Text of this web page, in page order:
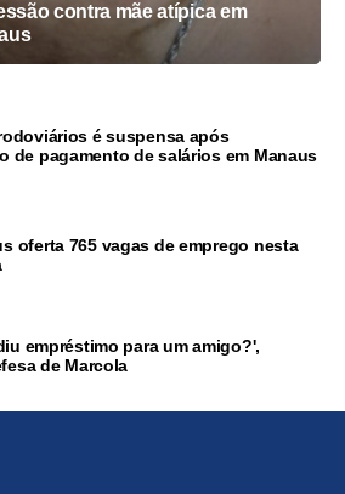
contra mãe atípica em
é suspensa após
de pagamento de salários em Manaus
oferta 765 vagas de emprego nesta
empréstimo para um amigo?',
de Marcola